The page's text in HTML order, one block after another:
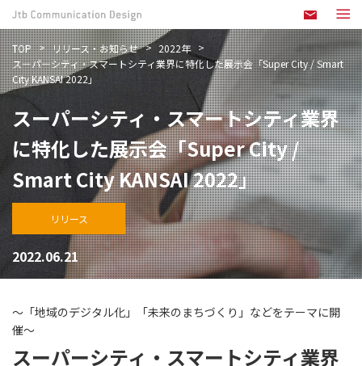
TOP リリース・お知らせ
2022年
スーパーシティ・スマートシティ業界に特化した展示会「Super City / Smart
City KANSAI 2022」
スーパーシティ・スマートシティ業界
に特化した展示会「Super City /
Smart City KANSAI 2022」
リリース
2022.06.21
～「地域のデジタル化」「未来のまちづくり」などをテーマに開
催～
スーパーシティ・スマートシティ業界